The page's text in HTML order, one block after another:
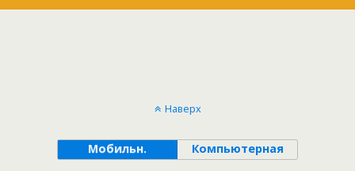
Наверх
Мобильн. Компьютерная